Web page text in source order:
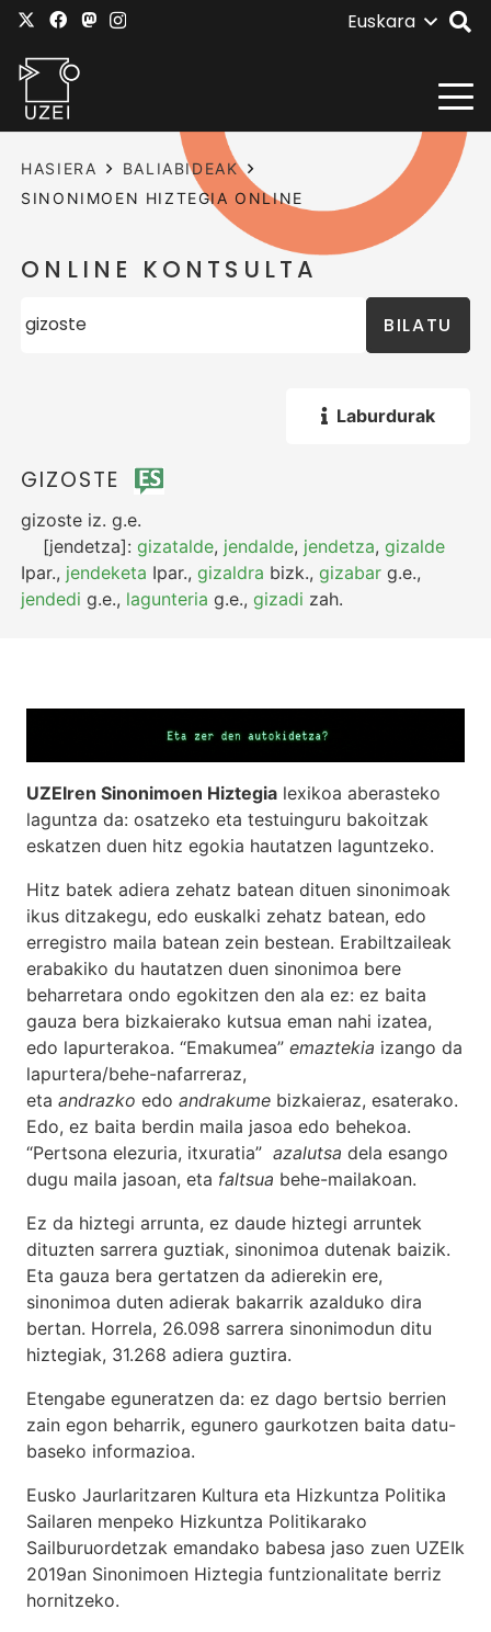
Euskara
HASIERA
BALIABIDEAK
SINONIMOEN HIZTEGIA ONLINE
ONLINE KONTSULTA
BILATU
Laburdurak
GIZOSTE
gizoste iz. g.e.
[jendetza]:gizatalde, jendalde, jendetza,gizalde
Ipar., jendeketa Ipar.,gizaldra bizk.,gizabar g.e.,
jendedi g.e., lagunteria g.e.,gizadi zah.
UZEIren Sinonimoen Hiztegia lexikoa aberasteko
laguntza da: osatzeko eta testuinguru bakoitzak
eskatzen duen hitz egokia hautatzen laguntzeko.
Hitz batek adiera zehatz batean dituen sinonimoak
ikus ditzakegu, edo euskalki zehatz batean, edo
erregistro maila batean zein bestean. Erabiltzaileak
erabakiko du hautatzen duen sinonimoa bere
beharretara ondo egokitzen den ala ez: ez baita
gauza bera bizkaierako kutsua eman nahi izatea,
edo lapurterakoa. “Emakumea” emaztekia izango da
lapurtera/behe-nafarreraz,
eta andrazko edo andrakume bizkaieraz, esaterako.
Edo, ez baita berdin maila jasoa edo behekoa.
“Pertsona elezuria, itxuratia” azalutsa dela esango
dugu maila jasoan, eta faltsua behe-mailakoan.
Ez da hiztegi arrunta, ez daude hiztegi arruntek
dituzten sarrera guztiak, sinonimoa dutenak baizik.
Eta gauza bera gertatzen da adierekin ere,
sinonimoa duten adierak bakarrik azalduko dira
bertan. Horrela, 26.098 sarrera sinonimodun ditu
hiztegiak, 31.268 adiera guztira.
Etengabe eguneratzen da: ez dago bertsio berrien
zain egon beharrik, egunero gaurkotzen baita datu-
baseko informazioa.
Eusko Jaurlaritzaren Kultura eta Hizkuntza Politika
Sailaren menpeko Hizkuntza Politikarako
Sailburuordetzak emandako babesa jaso zuen UZEIk
2019an Sinonimoen Hiztegia funtzionalitate berriz
hornitzeko.